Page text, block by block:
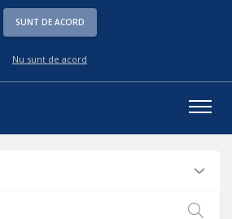
SUNT DE ACORD
Nu sunt de acord